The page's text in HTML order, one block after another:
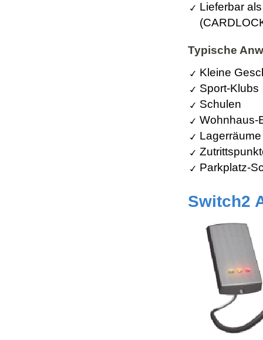
Lieferbar
Typische
Kleine
Sport-Klubs
Schulen
Wohnhaus-
Lagerräume
Parkplatz-
Switch2